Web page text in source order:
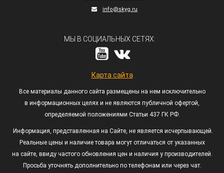
info@skyg.ru
МЫ В СОЦИАЛЬНЫХ СЕТЯХ:
Карта сайта
Все материалы данного сайта размещены на нем исключительно
в информационных целях и не являются публичной офертой,
определяемой положениями Статьи 437 ГК РФ.
Информация, представленная на Сайте, не является исчерпывающей.
Реальные цены и наличие товара могут отличаться от указанных
на сайте, ввиду частого обновления цен и наличия у производителей.
Просьба уточнять дополнительно по телефонам или через чат.